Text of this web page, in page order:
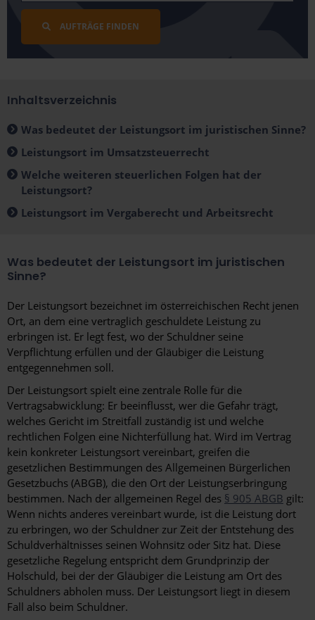
AUFTRÄGE FINDEN
Inhaltsverzeichnis
Was bedeutet der Leistungsort im juristischen Sinne?
Leistungsort im Umsatzsteuerrecht
Welche weiteren steuerlichen Folgen hat der
Leistungsort?
Leistungsort im Vergaberecht und Arbeitsrecht
Was bedeutet der Leistungsort im juristischen
Sinne?
Der Leistungsort bezeichnet im österreichischen Recht jenen
Ort, an dem eine vertraglich geschuldete Leistung zu
erbringen ist. Er legt fest, wo der Schuldner seine
Verpflichtung erfüllen und der Gläubiger die Leistung
entgegennehmen soll.
Der Leistungsort spielt eine zentrale Rolle für die
Vertragsabwicklung: Er beeinflusst, wer die Gefahr trägt,
welches Gericht im Streitfall zuständig ist und welche
rechtlichen Folgen eine Nichterfüllung hat. Wird im Vertrag
kein konkreter Leistungsort vereinbart, greifen die
gesetzlichen Bestimmungen des Allgemeinen Bürgerlichen
Gesetzbuchs (ABGB), die den Ort der Leistungserbringung
bestimmen. Nach der allgemeinen Regel des § 905 ABGB gilt:
Wenn nichts anderes vereinbart wurde, ist die Leistung dort
zu erbringen, wo der Schuldner zur Zeit der Entstehung des
Schuldverhältnisses seinen Wohnsitz oder Sitz hat. Diese
gesetzliche Regelung entspricht dem Grundprinzip der
Holschuld, bei der der Gläubiger die Leistung am Ort des
Schuldners abholen muss. Der Leistungsort liegt in diesem
Fall also beim Schuldner.